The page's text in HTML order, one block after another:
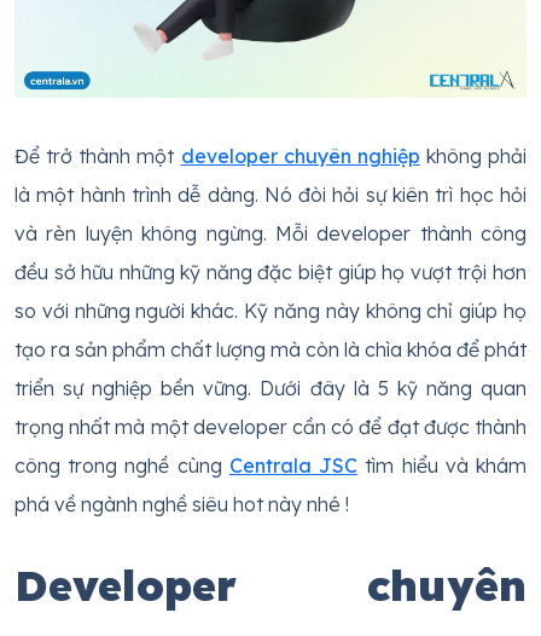
Để trở thành một developer chuyên nghiệp không phải
là một hành trình dễ dàng. Nó đòi hỏi sự kiên trì học hỏi
và rèn luyện không ngừng. Mỗi developer thành công
đều sở hữu những kỹ năng đặc biệt giúp họ vượt trội hơn
so với những người khác. Kỹ năng này không chỉ giúp họ
tạo ra sản phẩm chất lượng mà còn là chìa khóa để phát
triển sự nghiệp bền vững. Dưới đây là 5 kỹ năng quan
trọng nhất mà một developer cần có để đạt được thành
công trong nghề cùng Centrala JSC tìm hiểu và khám
phá về ngành nghề siêu hot này nhé !
Developer chuyên